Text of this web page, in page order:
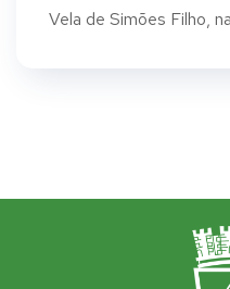
Vela de Simões Filho,